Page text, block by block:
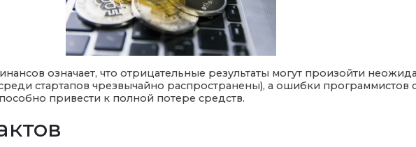
означает, что отрицательные результаты могут произойти
стартапов чрезвычайно распространены), а ошибки программистов
привести к полной потере средств.